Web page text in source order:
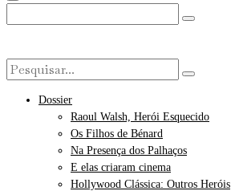
Dossier
Raoul Walsh, Herói Esquecido
Os Filhos de Bénard
Na Presença dos Palhaços
E elas criaram cinema
Hollywood Clássica: Outros Heróis